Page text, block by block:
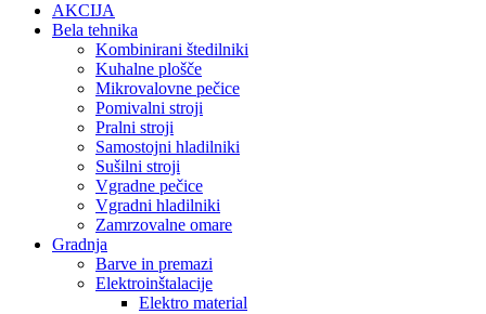
AKCIJA
Bela tehnika
Kombinirani štedilniki
Kuhalne plošče
Mikrovalovne pečice
Pomivalni stroji
Pralni stroji
Samostojni hladilniki
Sušilni stroji
Vgradne pečice
Vgradni hladilniki
Zamrzovalne omare
Gradnja
Barve in premazi
Elektroinštalacije
Elektro material